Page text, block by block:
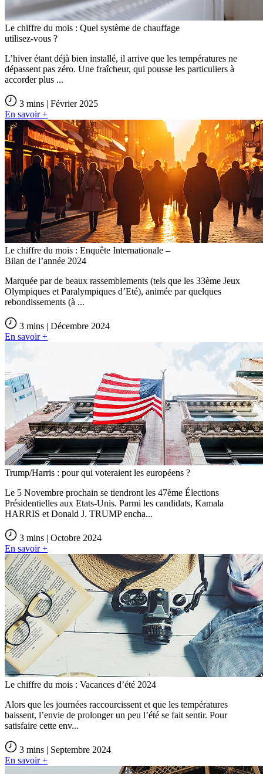
Le chiffre du mois : Quel système de chauffage
utilisez-vous ?
L’hiver étant déjà bien installé, il arrive que les températures ne
dépassent pas zéro. Une fraîcheur, qui pousse les particuliers à
accorder plus ...
3 mins | Février 2025
En savoir +
Le chiffre du mois : Enquête Internationale –
Bilan de l’année 2024
Marquée par de beaux rassemblements (tels que les 33ème Jeux
Olympiques et Paralympiques d’Eté), animée par quelques
rebondissements (à ...
3 mins | Décembre 2024
En savoir +
Trump/Harris : pour qui voteraient les européens ?
Le 5 Novembre prochain se tiendront les 47ème Élections
Présidentielles aux Etats-Unis. Parmi les candidats, Kamala
HARRIS et Donald J. TRUMP encha...
3 mins | Octobre 2024
En savoir +
Le chiffre du mois : Vacances d’été 2024
Alors que les journées raccourcissent et que les températures
baissent, l’envie de prolonger un peu l’été se fait sentir. Pour
satisfaire cette env...
3 mins | Septembre 2024
En savoir +